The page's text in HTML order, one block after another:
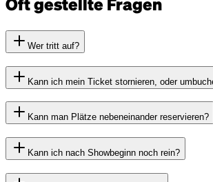
Oft gestellte Fragen
Wer tritt auf?
Kann ich mein Ticket stornieren, oder
Kann man Plätze nebeneinander reservieren?
Kann ich nach Showbeginn noch rein?